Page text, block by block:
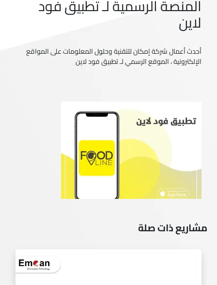
المنصة الرسمية لـ تطبيق فود
لاين
أحدث أعمال شركة إمكان للتقنية وحلول المعلومات على المواقع
الإلكترونية ، الموقع الرسمي لـ تطبيق فود لاين
مشاريع ذات صلة